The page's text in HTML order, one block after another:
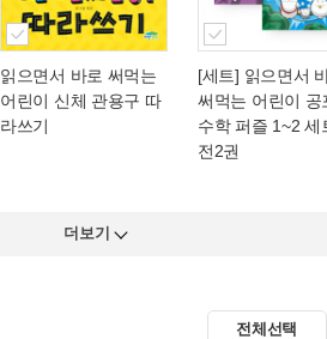
읽으면서 바로 써먹는
어린이 신체 관용구 따
라쓰기
[세트] 읽으면서
써먹는 어린이 공
수학 퍼즐 1~2 세
전2권
더보기
전체선택